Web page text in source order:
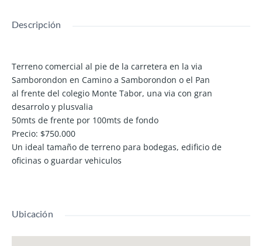
Descripción
Terreno comercial al pie de la carretera en la via
Samborondon en Camino a Samborondon o el Pan
al frente del colegio Monte Tabor, una via con gran
desarrolo y plusvalia
50mts de frente por 100mts de fondo
Precio: $750.000
Un ideal tamaño de terreno para bodegas, edificio de
oficinas o guardar vehiculos
Ubicación